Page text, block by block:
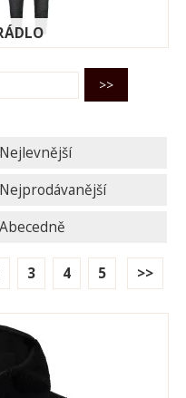
Nejlevnější
Nejprodávanější
Abecedně
3 4 5 >>